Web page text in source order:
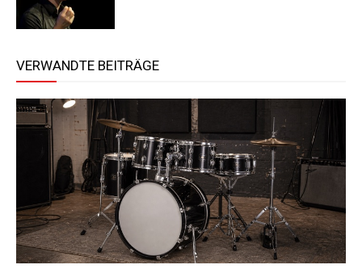
VERWANDTE BEITRÄGE